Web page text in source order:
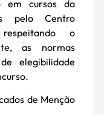
em cursos da
pelo Centro
o
as normas
elegibilidade
de Menção